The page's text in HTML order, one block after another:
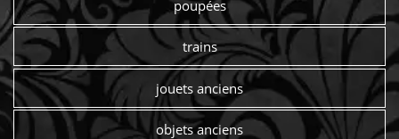
poupées
trains
jouets anciens
objets anciens